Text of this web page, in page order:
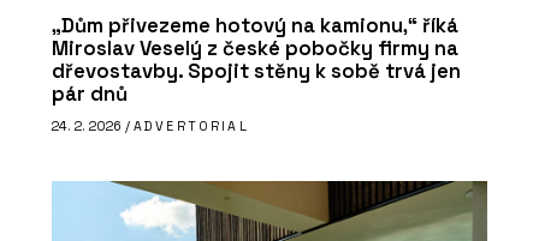
„Dům přivezeme hotový na kamionu,“ říká
Miroslav Veselý z české pobočky firmy na
dřevostavby. Spojit stěny k sobě trvá jen
pár dnů
24. 2. 2026 / ADVERTORIAL